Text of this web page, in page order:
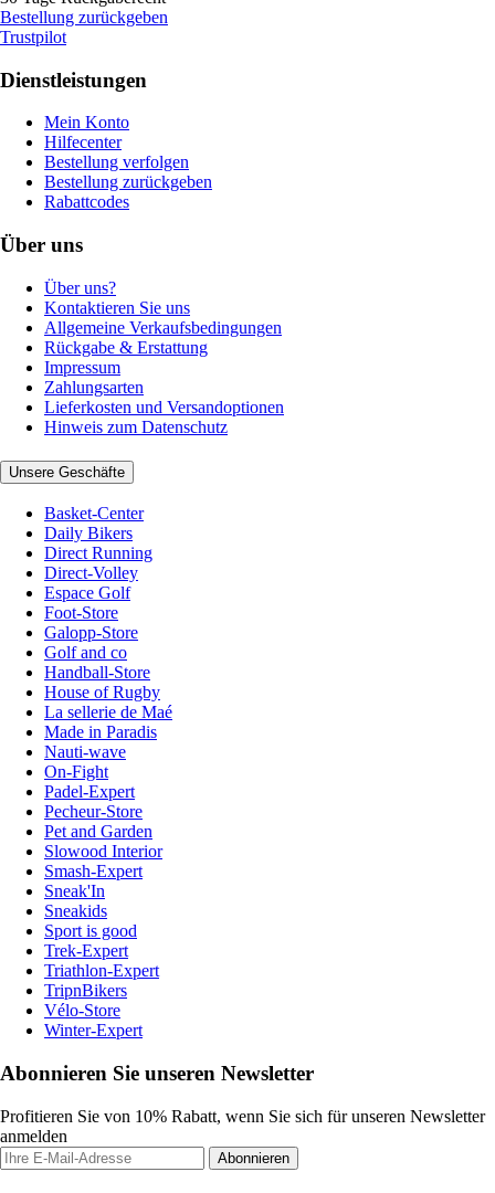
Bestellung zurückgeben
Trustpilot
Dienstleistungen
Mein Konto
Hilfecenter
Bestellung verfolgen
Bestellung zurückgeben
Rabattcodes
Über uns
Über uns?
Kontaktieren Sie uns
Allgemeine Verkaufsbedingungen
Rückgabe & Erstattung
Impressum
Zahlungsarten
Lieferkosten und Versandoptionen
Hinweis zum Datenschutz
Unsere Geschäfte
Basket-Center
Daily Bikers
Direct Running
Direct-Volley
Espace Golf
Foot-Store
Galopp-Store
Golf and co
Handball-Store
House of Rugby
La sellerie de Maé
Made in Paradis
Nauti-wave
On-Fight
Padel-Expert
Pecheur-Store
Pet and Garden
Slowood Interior
Smash-Expert
Sneak'In
Sneakids
Sport is good
Trek-Expert
Triathlon-Expert
TripnBikers
Vélo-Store
Winter-Expert
Abonnieren Sie unseren Newsletter
Profitieren Sie von 10% Rabatt, wenn Sie sich für unseren Newsletter
anmelden
Abonnieren